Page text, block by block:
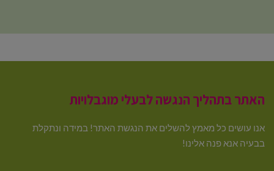
האתר בתהליך הנגשה לבעלי מוגבלויות
אנו עושים כל מאמץ להשלים את הנגשת האתר! במידה ונתקלת
בבעיה אנא פנה אלינו!